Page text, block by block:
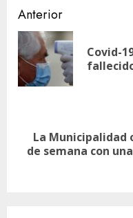
Navegación
de
entradas
Anterior
Covid-
Siguiente
La
de semana con